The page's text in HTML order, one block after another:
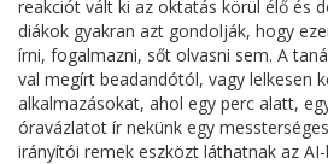
reakciót vált ki az oktatás körül élő és
diákok gyakran azt gondolják, hogy
írni, fogalmazni, sőt olvasni sem. A
val megírt beadandótól, vagy lelkesen
alkalmazásokat, ahol egy perc alatt,
óravázlatot ír nekünk egy
irányítói remek eszközt láthatnak az